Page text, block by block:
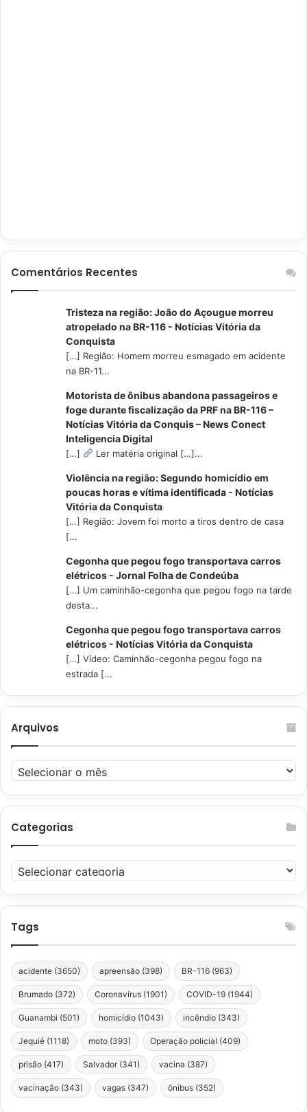
Comentários Recentes
Tristeza na região: João do Açougue morreu
atropelado na BR-116 - Notícias Vitória da
Conquista
[…] Região: Homem morreu esmagado em acidente
na BR-11...
Motorista de ônibus abandona passageiros e
foge durante fiscalização da PRF na BR-116 –
Notícias Vitória da Conquis – News Conect
Inteligencia Digital
[…] Ler matéria original […]...
Violência na região: Segundo homicídio em
poucas horas e vítima identificada - Notícias
Vitória da Conquista
[…] Região: Jovem foi morto a tiros dentro de casa
[...
Cegonha que pegou fogo transportava carros
elétricos - Jornal Folha de Condeúba
[…] Um caminhão-cegonha que pegou fogo na tarde
desta...
Cegonha que pegou fogo transportava carros
elétricos - Notícias Vitória da Conquista
[…] Vídeo: Caminhão-cegonha pegou fogo na
estrada [...
Arquivos
Arquivos
Categorias
Categorias
Tags
acidente (3650) apreensão (398) BR-116 (963)
Brumado (372) Coronavírus (1901) COVID-19 (1944)
Guanambi (501) homicídio (1043) incêndio (343)
Jequié (1118) moto (393) Operação policial (409)
prisão (417) Salvador (341) vacina (387)
vacinação (343) vagas (347) ônibus (352)